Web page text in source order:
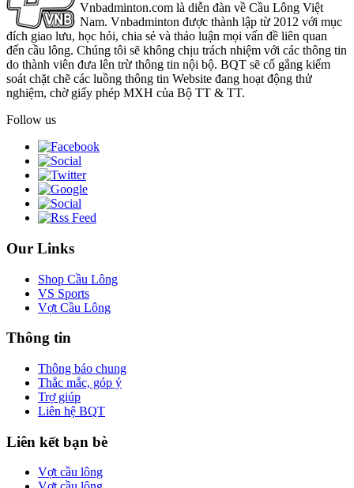
Vnbadminton.com là diễn đàn về Cầu Lông Việt
Nam. Vnbadminton được thành lập từ 2012 với mục
đích giao lưu, học hỏi, chia sẻ và thảo luận mọi vấn đề liên quan
đến cầu lông. Chúng tôi sẽ không chịu trách nhiệm với các thông tin
do thành viên đưa lên trừ thông tin nội bộ. BQT sẽ cố gắng kiểm
soát chặt chẽ các luồng thông tin Website đang hoạt động thử
nghiệm, chờ giấy phép MXH của Bộ TT & TT.
Follow us
Our Links
Shop Cầu Lông
VS Sports
Vợt Cầu Lông
Thông tin
Thông báo chung
Thắc mắc, góp ý
Trợ giúp
Liên hệ BQT
Liên kết bạn bè
Vợt cầu lông